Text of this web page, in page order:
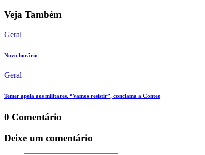
Veja Também
Geral
Novo horário
Geral
Temer apela aos militares. “Vamos resistir”, conclama a Contee
0 Comentário
Deixe um comentário